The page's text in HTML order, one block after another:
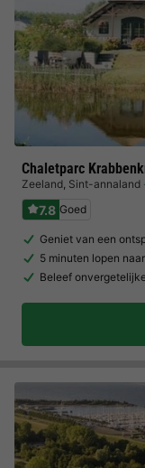
Chaletparc
Zeeland, Sint-annaland
7.8 Goed
Geniet van een
5 minuten lopen
Beleef